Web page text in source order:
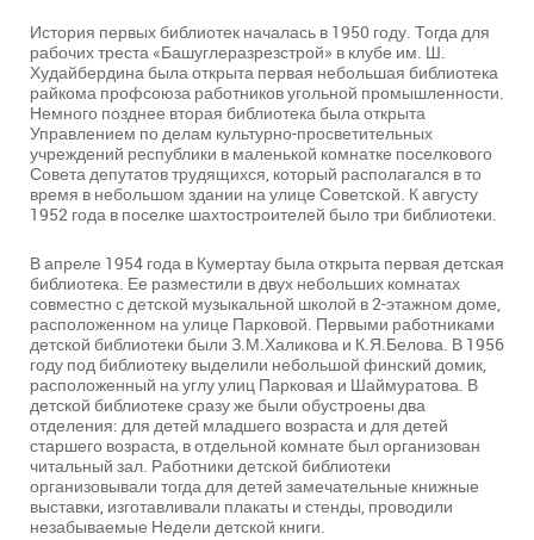
История первых библиотек началась в 1950 году. Тогда для
рабочих треста «Башуглеразрезстрой» в клубе им. Ш.
Худайбердина была открыта первая небольшая библиотека
райкома профсоюза работников угольной промышленности.
Немного позднее вторая библиотека была открыта
Управлением по делам культурно-просветительных
учреждений республики в маленькой комнатке поселкового
Совета депутатов трудящихся, который располагался в то
время в небольшом здании на улице Советской. К августу
1952 года в поселке шахтостроителей было три библиотеки.
В апреле 1954 года в Кумертау была открыта первая детская
библиотека. Ее разместили в двух небольших комнатах
совместно с детской музыкальной школой в 2-этажном доме,
расположенном на улице Парковой. Первыми работниками
детской библиотеки были З.М.Халикова и К.Я.Белова. В 1956
году под библиотеку выделили небольшой финский домик,
расположенный на углу улиц Парковая и Шаймуратова. В
детской библиотеке сразу же были обустроены два
отделения: для детей младшего возраста и для детей
старшего возраста, в отдельной комнате был организован
читальный зал. Работники детской библиотеки
организовывали тогда для детей замечательные книжные
выставки, изготавливали плакаты и стенды, проводили
незабываемые Недели детской книги.